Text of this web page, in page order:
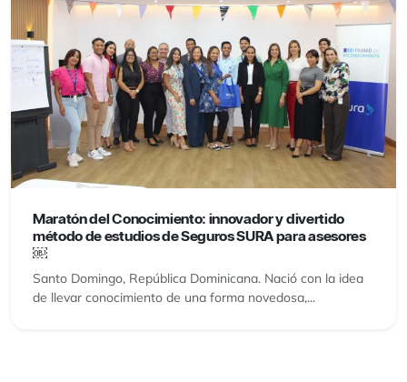
Maratón del Conocimiento: innovador y divertido
método de estudios de Seguros SURA para asesores
￼
Santo Domingo, República Dominicana. Nació con la idea
de llevar conocimiento de una forma novedosa,...